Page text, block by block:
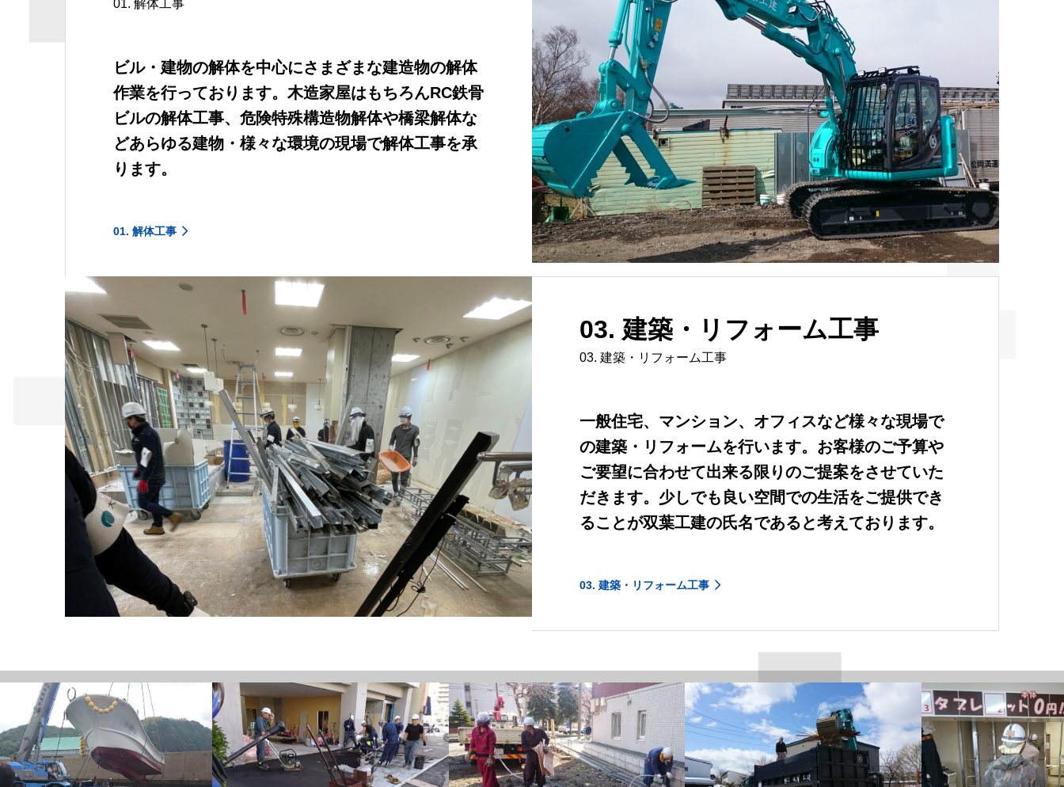
01. 解体工事
ビル・建物の解体を中心にさまざまな建造物の解体
作業を行っております。木造家屋はもちろんRC鉄骨
ビルの解体工事、危険特殊構造物解体や橋梁解体な
どあらゆる建物・様々な環境の現場で解体工事を承
ります。
01. 解体工事
03. 建築・リフォーム工事
03. 建築・リフォーム工事
一般住宅、マンション、オフィスなど様々な現場で
の建築・リフォームを行います。お客様のご予算や
ご要望に合わせて出来る限りのご提案をさせていた
だきます。少しでも良い空間での生活をご提供でき
ることが双葉工建の氏名であると考えております。
03. 建築・リフォーム工事